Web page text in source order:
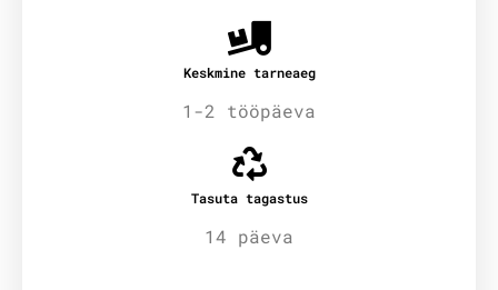
Keskmine tarneaeg
1-2 tööpäeva
Tasuta tagastus
14 päeva